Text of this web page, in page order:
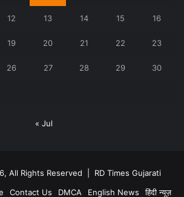
12 13 14 15 16
19 20 21 22 23
26 27 28 29 30
« Jul
All Rights Reserved | RD Times Gujarati
Contact Us DMCA English News हिंदी न्यूज़